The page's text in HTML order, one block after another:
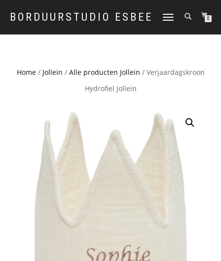
BORDUURSTUDIO ESBEE
TOGGLE
0
Home/ Jollein / Alle producten Jollein / Verjaardagskroon
Hydrofiel Jollein